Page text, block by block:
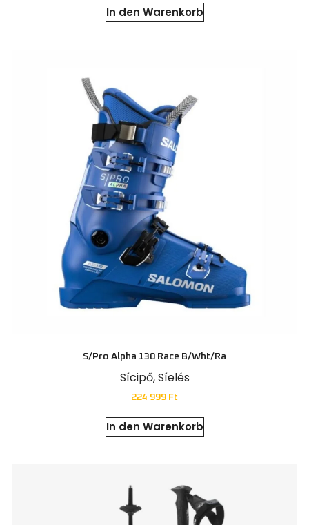
In den Warenkorb
S/Pro Alpha 130 Race B/Wht/Ra
Sícipő,Síelés
224 999 Ft
In den Warenkorb